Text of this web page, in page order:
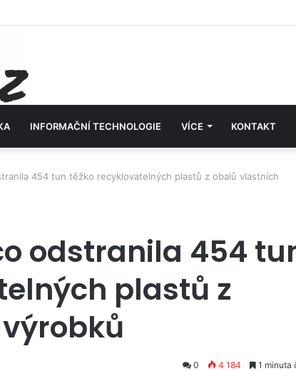
INFORMAČNÍ TECHNOLOGIE VÍCE KONTAKT
454 tun těžko recyklovatelných plastů z obalů vlastních
odstranila 454
plastů z
0 4 184 1 minuta